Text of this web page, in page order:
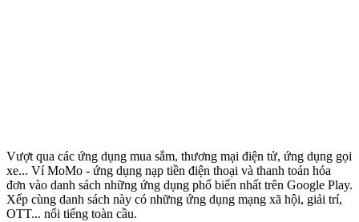
Vượt qua các ứng dụng mua sắm, thương mại điện tử, ứng dụng gọi
xe... Ví MoMo - ứng dụng nạp tiền điện thoại và thanh toán hóa
đơn vào danh sách những ứng dụng phổ biến nhất trên Google Play.
Xếp cùng danh sách này có những ứng dụng mạng xã hội, giải trí,
OTT... nổi tiếng toàn cầu.